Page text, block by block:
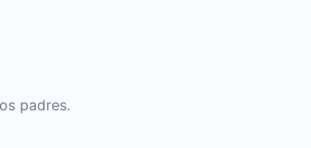
padres.